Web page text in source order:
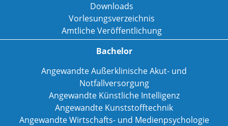
Downloads
Vorlesungsverzeichnis
Amtliche Veröffentlichung
Bachelor
Angewandte Außerklinische Akut- und
Notfallversorgung
Angewandte Künstliche Intelligenz
Angewandte Kunststofftechnik
Angewandte Wirtschafts- und Medienpsychologie